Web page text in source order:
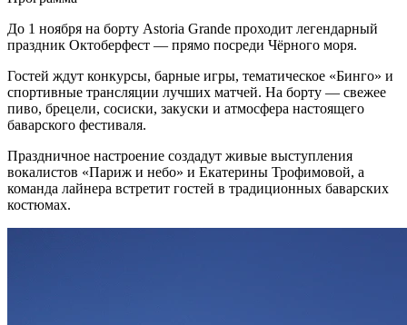
До 1 ноября на борту Astoria Grande проходит легендарный
праздник Октоберфест — прямо посреди Чёрного моря.
Гостей ждут конкурсы, барные игры, тематическое «Бинго» и
спортивные трансляции лучших матчей. На борту — свежее
пиво, брецели, сосиски, закуски и атмосфера настоящего
баварского фестиваля.
Праздничное настроение создадут живые выступления
вокалистов «Париж и небо» и Екатерины Трофимовой, а
команда лайнера встретит гостей в традиционных баварских
костюмах.